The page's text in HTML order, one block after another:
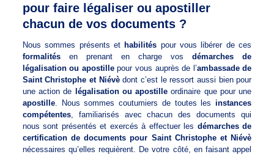
pour faire légaliser ou apostiller
chacun de vos documents ?
Nous sommes présents et habilités pour vous libérer de ces
formalitésen prenant en charge vosdémarches de
légalisation ou apostillepour vous auprès de l’ambassade de
Saint Christophe et Niévèdont c’est le ressort aussi bien pour
une action de
légalisation ou apostille ordinaire que pour une
apostille. Nous sommes coutumiers de toutes lesinstances
compétentes, familiarisés avec chacun des documents qui
nous sont présentés et exercés à effectuer les démarches de
certification de documents pour Saint Christophe et Niévè
nécessaires qu’elles requièrent. De votre côté, en faisant appel